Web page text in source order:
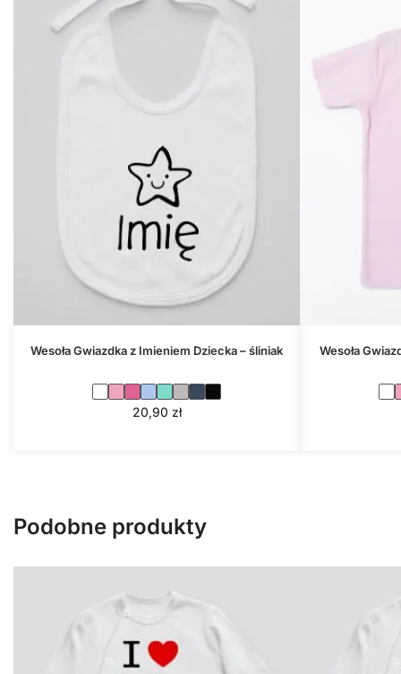
Wesoła Gwiazdka z Imieniem Dziecka – śliniak
20,90 zł
Wesoła
Podobne produkty